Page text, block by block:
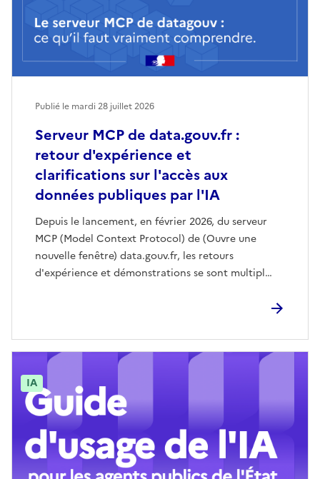
Serveur MCP de data.gouv.fr :
retour d'expérience et
clarifications sur l'accès aux
données publiques par l'IA
Depuis le lancement, en février 2026, du serveur
MCP (Model Context Protocol) de (Ouvre une
nouvelle fenêtre) data.gouv.fr, les retours
d'expérience et démonstrations se sont multipl…
Publié le mardi 28 juillet 2026
IA